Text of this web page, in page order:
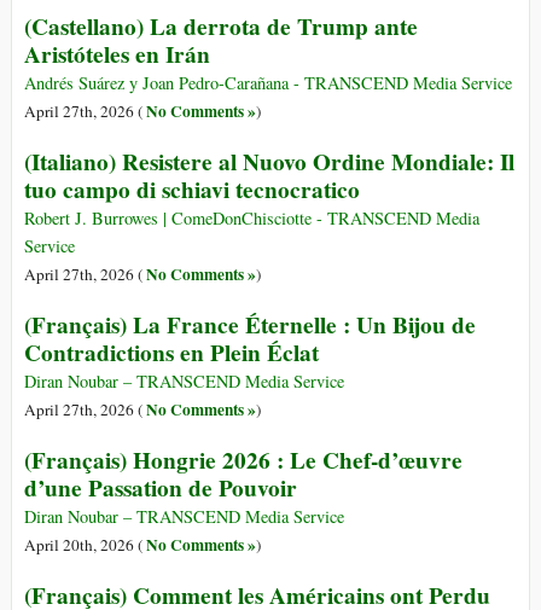
(Castellano) La derrota de Trump ante
Aristóteles en Irán
Andrés Suárez y Joan Pedro-Carañana - TRANSCEND Media Service
April 27th, 2026 (No Comments »)
(Italiano) Resistere al Nuovo Ordine Mondiale: Il
tuo campo di schiavi tecnocratico
Robert J. Burrowes | ComeDonChisciotte - TRANSCEND Media
Service
April 27th, 2026 (No Comments »)
(Français) La France Éternelle : Un Bijou de
Contradictions en Plein Éclat
Diran Noubar – TRANSCEND Media Service
April 27th, 2026 (No Comments »)
(Français) Hongrie 2026 : Le Chef-d’œuvre
d’une Passation de Pouvoir
Diran Noubar – TRANSCEND Media Service
April 20th, 2026 (No Comments »)
(Français) Comment les Américains ont Perdu